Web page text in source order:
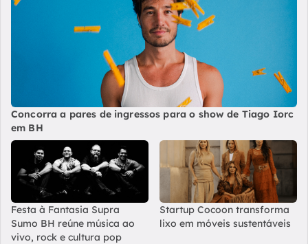
Concorra a pares de ingressos para o show de Tiago Iorc
em BH
Festa à Fantasia Supra
Sumo BH reúne música ao
vivo, rock e cultura pop
Startup Cocoon transforma
lixo em móveis sustentáveis